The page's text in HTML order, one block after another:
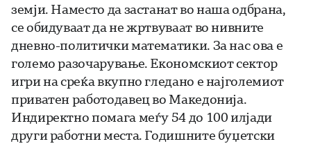
земји. Наместо да застанат во наша одбрана,
се обидуваат да не жртвуваат во нивните
дневно-политички математики. За нас ова е
големо разочарување. Економскиот сектор
игри на среќа вкупно гледано е најголемиот
приватен работодавец во Македонија.
Индиректно помага меѓу 54 до 100 илјади
други работни места. Годишните буџетски